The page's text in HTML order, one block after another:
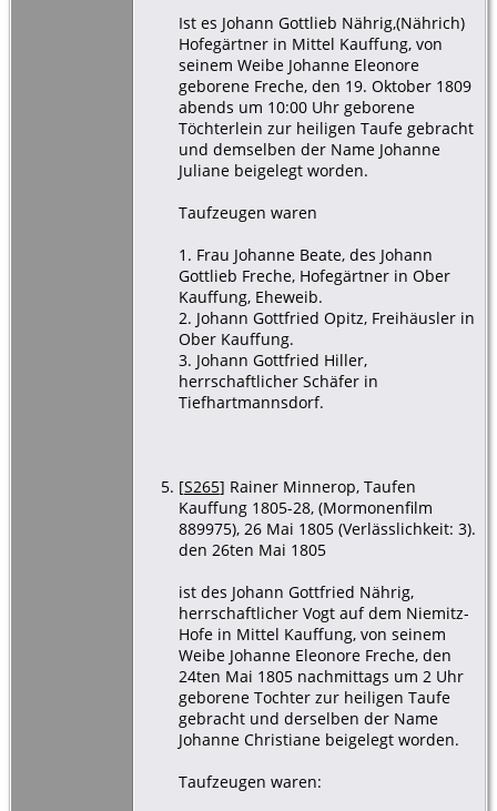
Ist es Johann Gottlieb Nährig,(Nährich)
Hofegärtner in Mittel Kauffung, von
seinem Weibe Johanne Eleonore
geborene Freche, den 19. Oktober 1809
abends um 10:00 Uhr geborene
Töchterlein zur heiligen Taufe gebracht
und demselben der Name Johanne
Juliane beigelegt worden.
Taufzeugen waren
1. Frau Johanne Beate, des Johann
Gottlieb Freche, Hofegärtner in Ober
Kauffung, Eheweib.
2. Johann Gottfried Opitz, Freihäusler in
Ober Kauffung.
3. Johann Gottfried Hiller,
herrschaftlicher Schäfer in
Tiefhartmannsdorf.
[S265] Rainer Minnerop, Taufen
Kauffung 1805-28, (Mormonenfilm
889975), 26 Mai 1805 (Verlässlichkeit: 3).
den 26ten Mai 1805
ist des Johann Gottfried Nährig,
herrschaftlicher Vogt auf dem Niemitz-
Hofe in Mittel Kauffung, von seinem
Weibe Johanne Eleonore Freche, den
24ten Mai 1805 nachmittags um 2 Uhr
geborene Tochter zur heiligen Taufe
gebracht und derselben der Name
Johanne Christiane beigelegt worden.
Taufzeugen waren: